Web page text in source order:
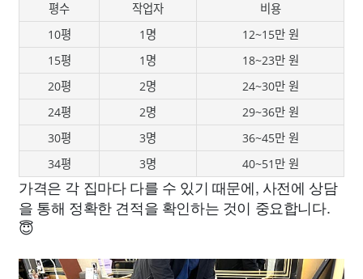
평수 작업자
비용
10평
1명
12~15만 원
15평
1명
18~23만 원
20평
2명
24~30만 원
24평
2명
29~36만 원
30평
3명
36~45만 원
34평
3명 40~51만 원
가격은 각 집마다 다를 수 있기 때문에, 사전에 상담
을 통해 정확한 견적을 확인하는 것이 중요합니다.
😇